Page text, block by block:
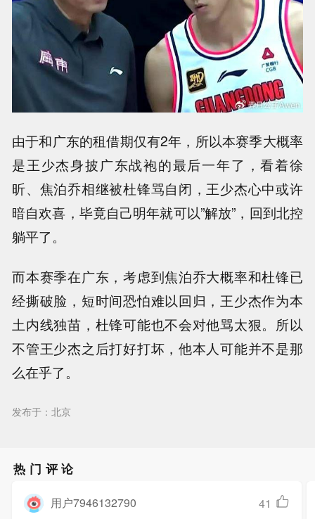
由于和广东的租借期仅有2年，所以本赛季大概率
是王少杰身披广东战袍的最后一年了，看着徐
昕、焦泊乔相继被杜锋骂自闭，王少杰心中或许
暗自欢喜，毕竟自己明年就可以”解放”，回到北控
躺平了。
而本赛季在广东，考虑到焦泊乔大概率和杜锋已
经撕破脸，短时间恐怕难以回归，王少杰作为本
土内线独苗，杜锋可能也不会对他骂太狠。所以
不管王少杰之后打好打坏，他本人可能并不是那
么在乎了。
发布于：北京
热门评论
用户7946132790 41